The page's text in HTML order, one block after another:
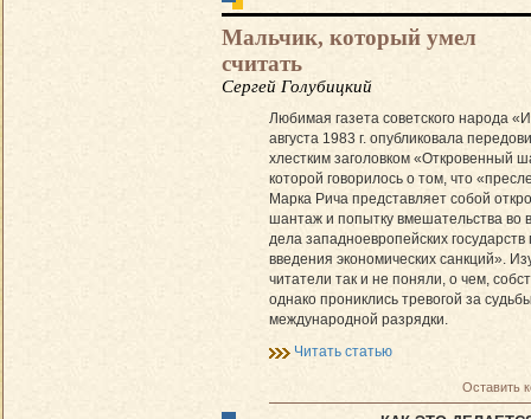
Мальчик, который умел
считать
Сергей Голубицкий
Любимая газета советского народа
августа 1983 г. опубликовала
хлестким заголовком «Откровенный
которой говорилось о том, что
Марка Рича представляет собой
шантаж и попытку вмешательства во
дела западноевропейских государств
введения экономических санкций».
читатели так и не поняли, о чем,
однако прониклись тревогой за
международной разрядки.
Читать статью
Оставить